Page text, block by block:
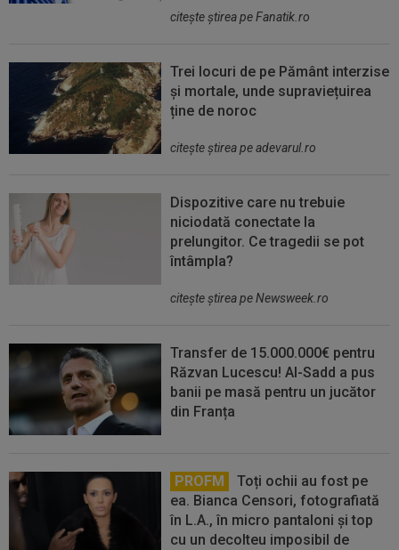
citeşte ştirea pe Fanatik.ro
Trei locuri de pe Pământ interzise
și mortale, unde supraviețuirea
ține de noroc
citeşte ştirea pe adevarul.ro
Dispozitive care nu trebuie
niciodată conectate la
prelungitor. Ce tragedii se pot
întâmpla?
citeşte ştirea pe Newsweek.ro
Transfer de 15.000.000€ pentru
Răzvan Lucescu! Al-Sadd a pus
banii pe masă pentru un jucător
din Franța
PROFM
Toți ochii au fost pe
ea. Bianca Censori, fotografiată
în L.A., în micro pantaloni și top
cu un decolteu imposibil de